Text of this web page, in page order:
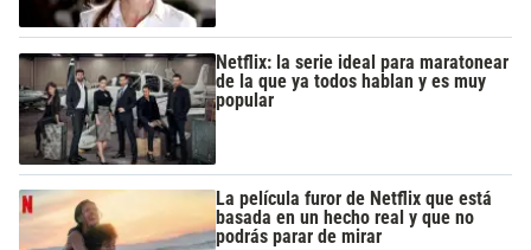
Netflix: la serie ideal para maratonear
de la que ya todos hablan y es muy
popular
La película furor de Netflix que está
basada en un hecho real y que no
podrás parar de mirar